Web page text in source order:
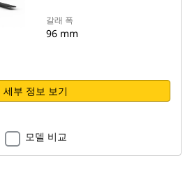
갈래 폭
96 mm
세부 정보 보기
모델 비교